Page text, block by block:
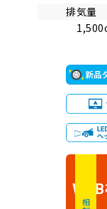
排気量
WEB